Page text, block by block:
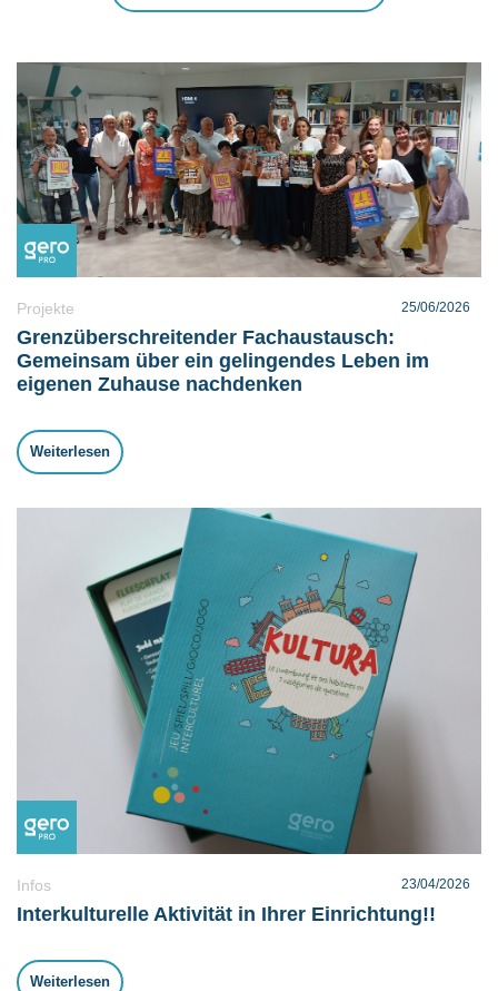
25/06/2026
Projekte
Grenzüberschreitender Fachaustausch:
Gemeinsam über ein gelingendes Leben im
eigenen Zuhause nachdenken
Weiterlesen
23/04/2026
Infos
Interkulturelle Aktivität in Ihrer Einrichtung!!
Weiterlesen